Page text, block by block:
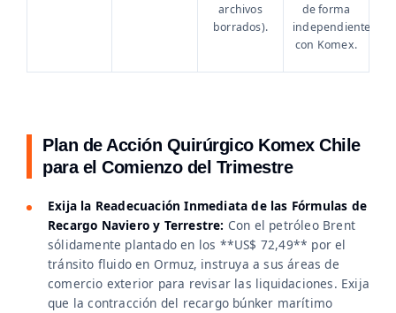
archivos
borrados).
de forma
independiente
con Komex.
Plan de Acción Quirúrgico Komex Chile
para el Comienzo del Trimestre
Exija la Readecuación Inmediata de las Fórmulas de
Recargo Naviero y Terrestre: Con el petróleo Brent
sólidamente plantado en los **US$ 72,49** por el
tránsito fluido en Ormuz, instruya a sus áreas de
comercio exterior para revisar las liquidaciones. Exija
que la contracción del recargo búnker marítimo